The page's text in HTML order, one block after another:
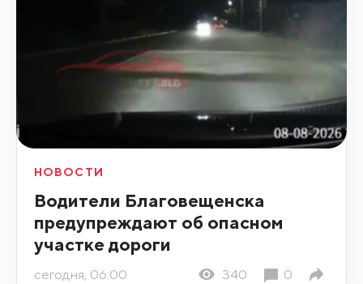
НОВОСТИ
Водители Благовещенска
предупреждают об опасном
участке дороги
сегодня, 06:00 340 0